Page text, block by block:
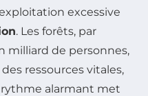
excessive
. Les forêts, par
milliard de personnes,
ressources vitales,
alarmant met